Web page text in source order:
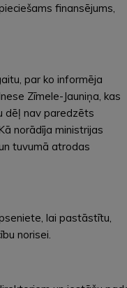
finansējums,
par ko informēja
Zīmele-Jauniņa, kas
dēļ nav paredzēts
norādīja ministrijas
tuvumā atrodas
lai pastāstītu,
norisei.